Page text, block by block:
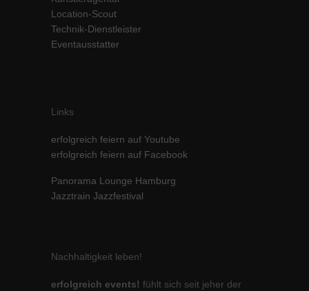
Location-Scout
Technik-Dienstleister
Eventausstatter
Links
erfolgreich feiern auf Youtube
erfolgreich feiern auf Facebook
Panorama Lounge Hamburg
Jazztrain Jazzfestival
Nachhaltigkeit leben!
erfolgreich events! fühlt sich seit jeher der
Inhalte von Videoplattformen und Social-Media-Plattformen werden
standardmäßig blockiert. Wenn Cookies von externen Medien akzeptiert
werden, bedarf der Zugriff auf diese Inhalte keiner manuellen Einwilligung